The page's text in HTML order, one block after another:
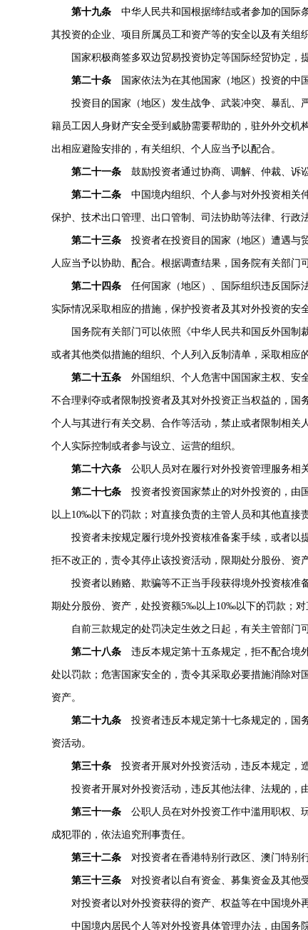
第十九条 中华人民共和国根据缔结或者参加的国际
其投资的企业、项目所属员工和资产等的安全以及有关组
国家积极商签多双边贸易投资协定等国际经贸协定，
第二十条 国家依法为在其他国家（地区）投资的中
投资目的国家（地区）发生战争、武装冲突、暴乱、
籍员工因人身财产安全受到威胁需要帮助的，驻外外交
出相应避险安排的，有关组织、个人应当予以配合。
第二十一条 鼓励投资者通过协商、调解、仲裁、诉
第二十二条 中国境内组织、个人参与对外投资相关
保护、技术出口管理、出口管制、司法协助等法律、行政
第二十三条 投资者在投资目的国家（地区）遭遇与
人应当予以协助、配合。根据调查结果，国务院有关部门
第二十四条 任何国家（地区）、国际组织违反国际
实际情况采取相应的措施，保护投资者及其对外投资的安
国务院有关部门可以依照《中华人民共和国反外国
或者其他类似措施的组织、个人列入反制清单，采取相应
第二十五条 外国组织、个人危害中国国家主权、安
不合理剥夺或者限制投资者及其对外投资正当权益的，国
个人与其进行有关交易、合作等活动，禁止或者限制相关
个人实际控制或者参与设立、运营的组织。
第二十六条 公职人员对在履行对外投资管理服务相
第二十七条 投资者投资国家禁止的对外投资的，由
以上10‰以下的罚款；对直接负责的主管人员和其他直接
投资者未按规定履行境外投资核准备案手续，或者
拒不改正的，责令其停止该投资活动，限期处分股份、
投资者以贿赂、欺骗等不正当手段获得境外投资核
期处分股份、资产，处投资额5‰以上10‰以下的罚款；对
自前三款规定的处罚决定生效之日起，有关主管部门
第二十八条 违反本规定第十五条规定，拒不配合境
处以罚款；危害国家安全的，责令其采取必要措施消除对
资产。
第二十九条 投资者违反本规定第十七条规定的，国
资活动。
第三十条 投资者开展对外投资活动，违反本规定，
投资者开展对外投资活动，违反其他法律、法规的，
第三十一条 公职人员在对外投资工作中滥用职权、
成犯罪的，依法追究刑事责任。
第三十二条 对投资者在香港特别行政区、澳门特别
第三十三条 对投资者以自有资金、募集资金及其他
对投资者以对外投资获得的资产、权益等在中国境外
中国境内居民个人等对外投资具体管理办法，由国务